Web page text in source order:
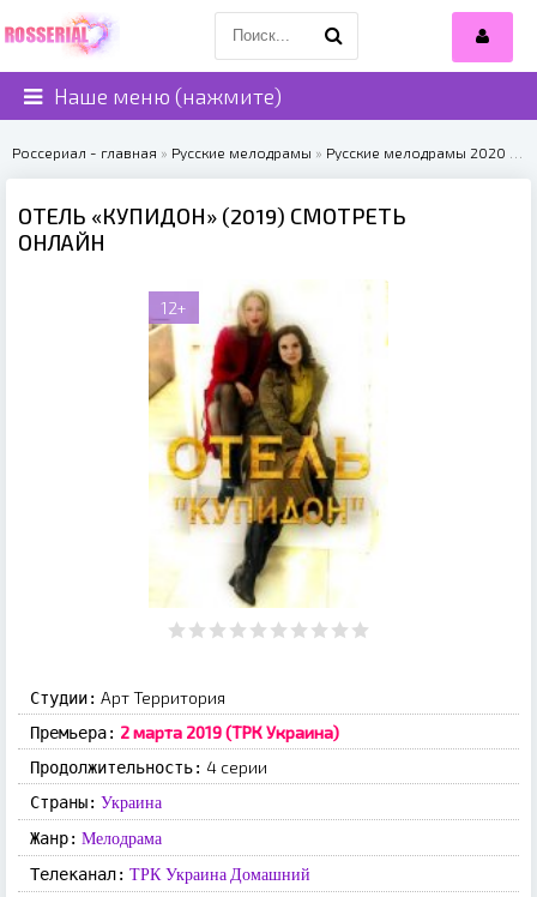
Наше меню (нажмите)
Россериал - главная » Русские мелодрамы » Русские мелодрамы 2020
ОТЕЛЬ «КУПИДОН» (2019) СМОТРЕТЬ
ОНЛАЙН
12+
Студии: Арт Территория
Премьера: 2 марта 2019 (ТРК Украина)
Продолжительность: 4 серии
Страны: Украина
Жанр: Мелодрама
Телеканал: ТРК Украина Домашний